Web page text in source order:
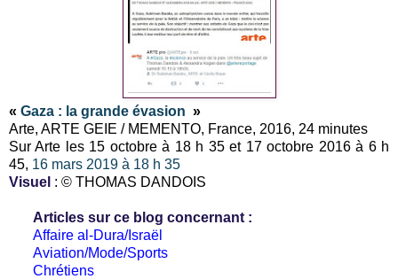
« Gaza : la grande évasion »
Arte, ARTE GEIE / MEMENTO, France, 2016, 24 minutes
Sur Arte les 15 octobre à 18 h 35 et 17 octobre 2016 à 6 h
45, 16 mars 2019 à 18 h 35
Visuel : © THOMAS DANDOIS
Articles sur ce blog concernant :
Affaire al-Dura/Israël
Aviation/Mode/Sports
Chrétiens